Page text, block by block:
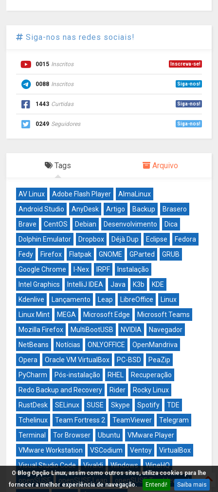
Siga-nos nas redes sociais!
0015 Inscritos Inscreva-se!
0088 Inscritos Siga-nos!
1443 Curtidas Siga-nos!
0249 Seguidores Siga-nos!
Tags Arquivo
AV Linux Adobe Flash Player
AlmaLinux
Android Studio
AnyDesk Artigo Backup
Brasero
Brave
CentOS Debian Desenvolvimento
Dica
Dolphin Emulator
Dropbox Déjà Dup Eclipse
Fedora
Fedy
Firefox Flatpak GNOME GParted
GRUB
Google Chrome
I-Nex IRPF
Instalação
Intel Graphics
IntelliJ IDEA Java K3b
KDE
Kdenlive
Lançamento Leap LibreOffice
Linux
Linux Mint
MEGA Microsoft Edge
Microsoft Teams
Mozilla Firefox
MultiBootUSB NVIDIA
Navegador
NetBeans
Notícias ONLYOFFICE
OpenMandriva
Opera
Oracle VM VirtualBox PC-BSD
PeaZip
PyCharm
Pós-instalação RHEL
Recuperação
Redo Backup and Recovery
Rider
Rocky Linux
RustDesk
SELinux SUSE Skype Spotify
TDE
Tchelinux
Team Fortress 2 TeamViewer
Telegram
Terminal
Tor Browser Ubuntu
VMware Player
VMware Workstation
VSCodium Ventoy
VirtualBox
Visual Studio Code
Vivaldi Windows
WineHQ
openSUSE
openSUSE Leap
openSUSE Tumbleweed
O Blog Opção Linux, assim como outros sites, utiliza cookies para lhe
fornecer a melhor experiência de navegação.
Entendi! Saiba mais